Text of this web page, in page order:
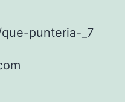
punteria-_7